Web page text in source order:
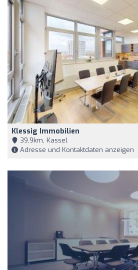
Klessig Immobilien
39,9km, Kassel
Adresse und Kontaktdaten anzeigen